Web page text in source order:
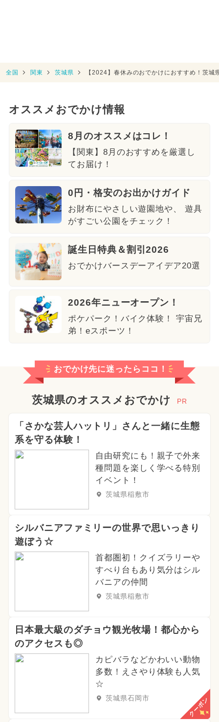
全国 関東 茨城県 【2024】春休みのおでかけにおすすめ！茨城
オススメおでかけ情報
8月のオススメはコレ！
【関東】8月のおすすめを厳選し
てお届け！
0円・格安のお出かけガイド
お財布にやさしい遊園地や、 遊具
がすごい公園をチェック！
誕生日特典＆割引2026
おでかけバースデーアイデア20選
2026年ニューオープン！
ポケパーク！バイク体験！ 宇宙兄
弟！eスポーツ！
おでかけ先に迷ったらココ！
茨城県のオススメおでかけ PR
「さかな芸人ハットリ」さんと一緒に生態
系を守る体験！
自由研究にも！親子で外来
種問題を楽しく学べる特別
イベント！
茨城県稲敷市
シルバニアファミリーの世界で思いっきり
遊ぼう☆
首都圏初！クイズラリーや
すべり台もあり気分はシル
バニアの仲間
茨城県稲敷市
日本最大級のダチョウ観光牧場！都心から
のアクセスも◎
カピバラなどかわいい動物
多数！えさやり体験も人気
☆
茨城県石岡市 クーポン